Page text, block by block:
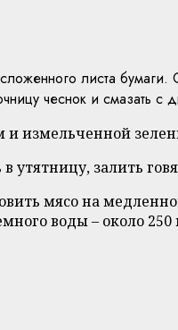
листа
чеснок и смазать с
измельченной
утятницу, залить
мясо на
воды – около 250